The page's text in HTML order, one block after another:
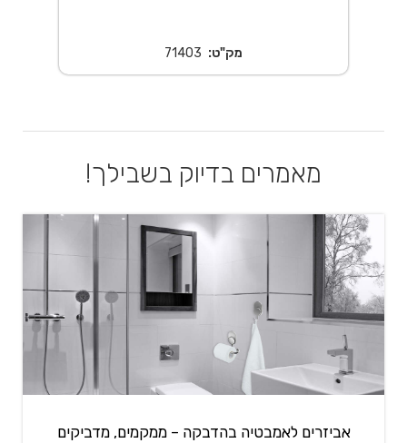
מק"ט: 71403
מאמרים בדיוק בשבילך!
אביזרים לאמבטיה בהדבקה – ממקמים, מדביקים